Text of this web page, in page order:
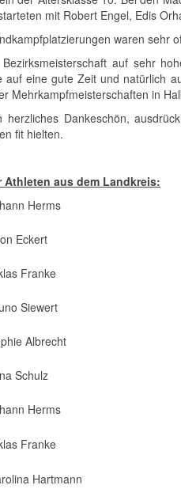
mit Robert Engel, Edis
waren sehr
auf sehr
auf eine gute Zeit und natürlich
Mehrkampfmeisterschaften in
herzliches Dankeschön,
fit hielten.
Athleten aus dem Landkreis:
Herms
Eckert
Franke
Siewert
Albrecht
Schulz
Herms
Franke
Hartmann